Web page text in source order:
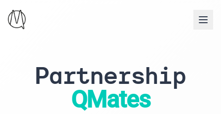
Partnership
QMates